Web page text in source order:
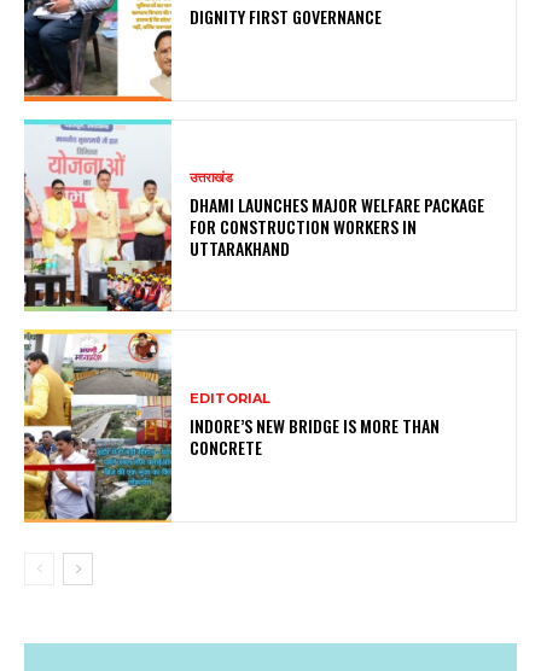
DIGNITY FIRST GOVERNANCE
उत्तराखंड
DHAMI LAUNCHES MAJOR WELFARE PACKAGE
FOR CONSTRUCTION WORKERS IN
UTTARAKHAND
EDITORIAL
INDORE’S NEW BRIDGE IS MORE THAN
CONCRETE